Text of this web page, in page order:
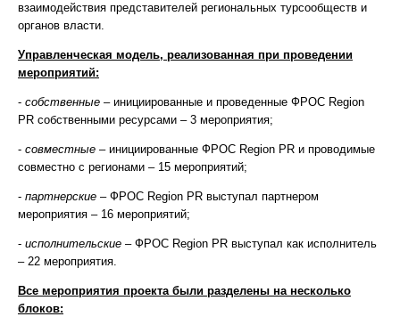
взаимодействия представителей региональных турсообществ и
органов власти.
Управленческая модель, реализованная при проведении
мероприятий:
- собственные – инициированные и проведенные ФРОС Region
PR собственными ресурсами – 3 мероприятия;
- совместные – инициированные ФРОС Region PR и проводимые
совместно с регионами – 15 мероприятий;
- партнерские – ФРОС Region PR выступал партнером
мероприятия – 16 мероприятий;
- исполнительские – ФРОС Region PR выступал как исполнитель
– 22 мероприятия.
Все мероприятия проекта были разделены на несколько
блоков: